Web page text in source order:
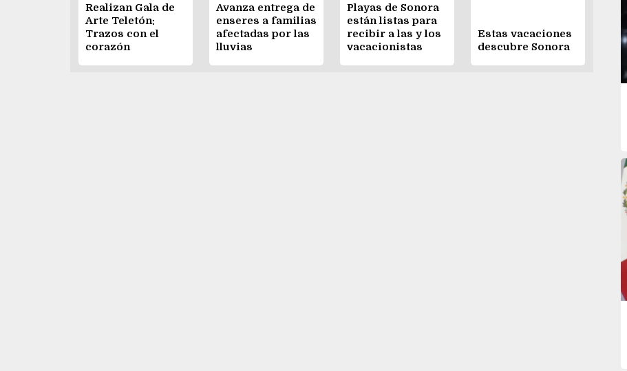
Realizan Gala de
Arte Teletón:
Trazos con el
corazón
Avanza entrega de
enseres a familias
afectadas por las
lluvias
Playas de Sonora
están listas para
recibir a las y los
vacacionistas
Estas vacaciones
descubre Sonora